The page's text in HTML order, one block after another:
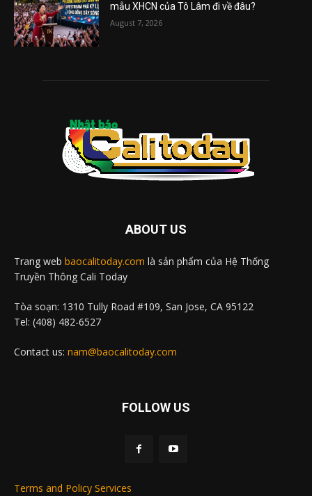
mẫu XHCN của Tô Lâm đi về đâu?
August 7, 2026
ABOUT US
Trang web baocalitoday.com là sản phẩm của Hệ Thống
Truyền Thông Cali Today
Tòa soạn: 1310 Tully Road #109, San Jose, CA 95122
Tel: (408) 482-6527
Contact us: nam@baocalitoday.com
FOLLOW US
Terms and Policy Services